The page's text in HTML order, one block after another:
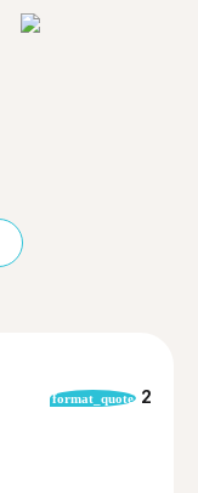
format_quote 2